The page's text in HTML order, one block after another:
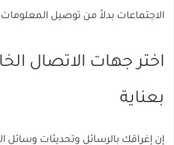
الاجتماعات بدلاً من توصيل
اختر جهات الاتصال
بعناية
إن إغراقك بالرسائل وتحديثات وسائل